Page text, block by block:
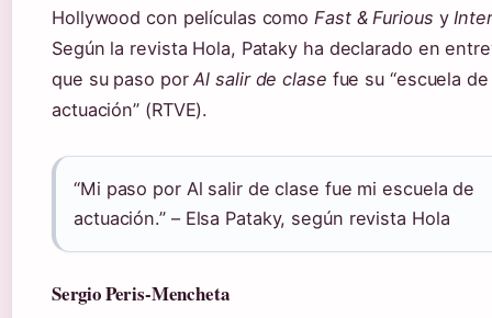
Hollywood con películas comoFast & Furious y
Según la revista Hola, Pataky ha declarado en
que su paso porAl salir de clase fue su “escuela de
actuación” (RTVE).
“Mi paso por Al salir de clase fue mi escuela de
actuación.” – Elsa Pataky, según revista Hola
Sergio Peris-Mencheta